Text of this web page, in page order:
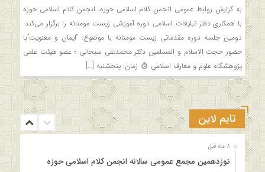
به گزارش روابط عمومی انجمن کلام اسلامی حوزه، انجمن کلام اسلامی حوزه
با همکاری دفتر تبلیغات اسلامی دوره آموزشی زیست مومنانه را برگزار می‌کند.
دومین جلسه دوره مقدماتی زیست مومنانه با موضوع: “ایمان و معنویت”با
حضور حجت الاسلام و المسلمین دکتر محمدتقی سبحانی ؛ عضو هیئت علمی
پژوهشگاه علوم و معارف اسلامی
زمان: پنجشنبه […]
تایم لاین
8 ماه قبل
نوزدهمین مجمع عمومی سالانه انجمن کلام اسلامی حوزه